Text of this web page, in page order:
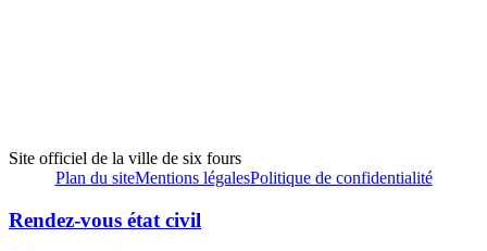
Site officiel de la ville de six fours
Plan du siteMentions légalesPolitique de confidentialité
Rendez-vous état civil